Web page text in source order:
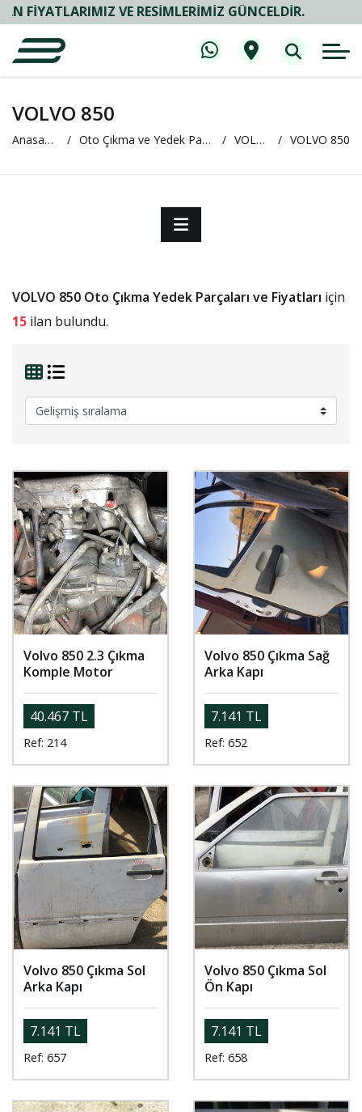
VE RESIMLERIMIZ GÜNCELDIR.
VOLVO 850
Anasayfa Oto Çıkma ve Yedek Parça VOLVO VOLVO 850
VOLVO 850 Oto Çıkma Yedek Parçaları ve Fiyatları için
15 ilan bulundu.
Volvo 850 2.3 Çıkma
Komple Motor
40.467 TL
Ref: 214
Volvo 850 Çıkma Sağ
Arka Kapı
7.141 TL
Ref: 652
Volvo 850 Çıkma Sol
Arka Kapı
7.141 TL
Ref: 657
Volvo 850 Çıkma Sol
Ön Kapı
7.141 TL
Ref: 658